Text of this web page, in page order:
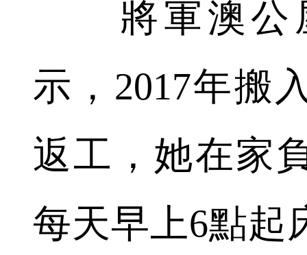
將軍澳公
示，2017年搬
返工，她在家
每天早上6點起